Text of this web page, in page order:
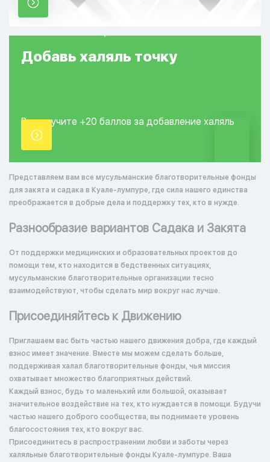
Добавь халяль точку
Вы получите +20 баллов за добавление халяль
точки.
Представляем вам все мусульманские благотворительные фонды
для закята и садака в Куале-лумпуре, где сила нашего единства
преображается в добрые дела и поддержку тех, кто в нужде.
Разнообразие вариантов Садака и Закята
От поддержки медицинских и образовательных проектов до
помощи тем, кто находится в бедственных ситуациях,
мусульманские благотворительные организации тесно
взаимодействуют, чтобы сделать мир вокруг нас лучше.
Присоединяйтесь к Движению
Приглашаем вас быть частью нашего движения добра, где каждый
взнос имеет значение. Вместе мы можем сделать больше,
поддерживая халал благотворительные фонды, чья миссия
охватывает множество благоприятных действий.
Каждый взнос, будь то маленький или большой, оказывает
значительное воздействие на тех, кто нуждается в помощи. Будучи
частью нашего доброго сообщества, вы поднимаете уровень
благосостояния тех, кто вокруг вас.
Присоединитесь в распространении любви и заботы через
халяльные благотворительные фонды Куале-лумпуре. Ваша